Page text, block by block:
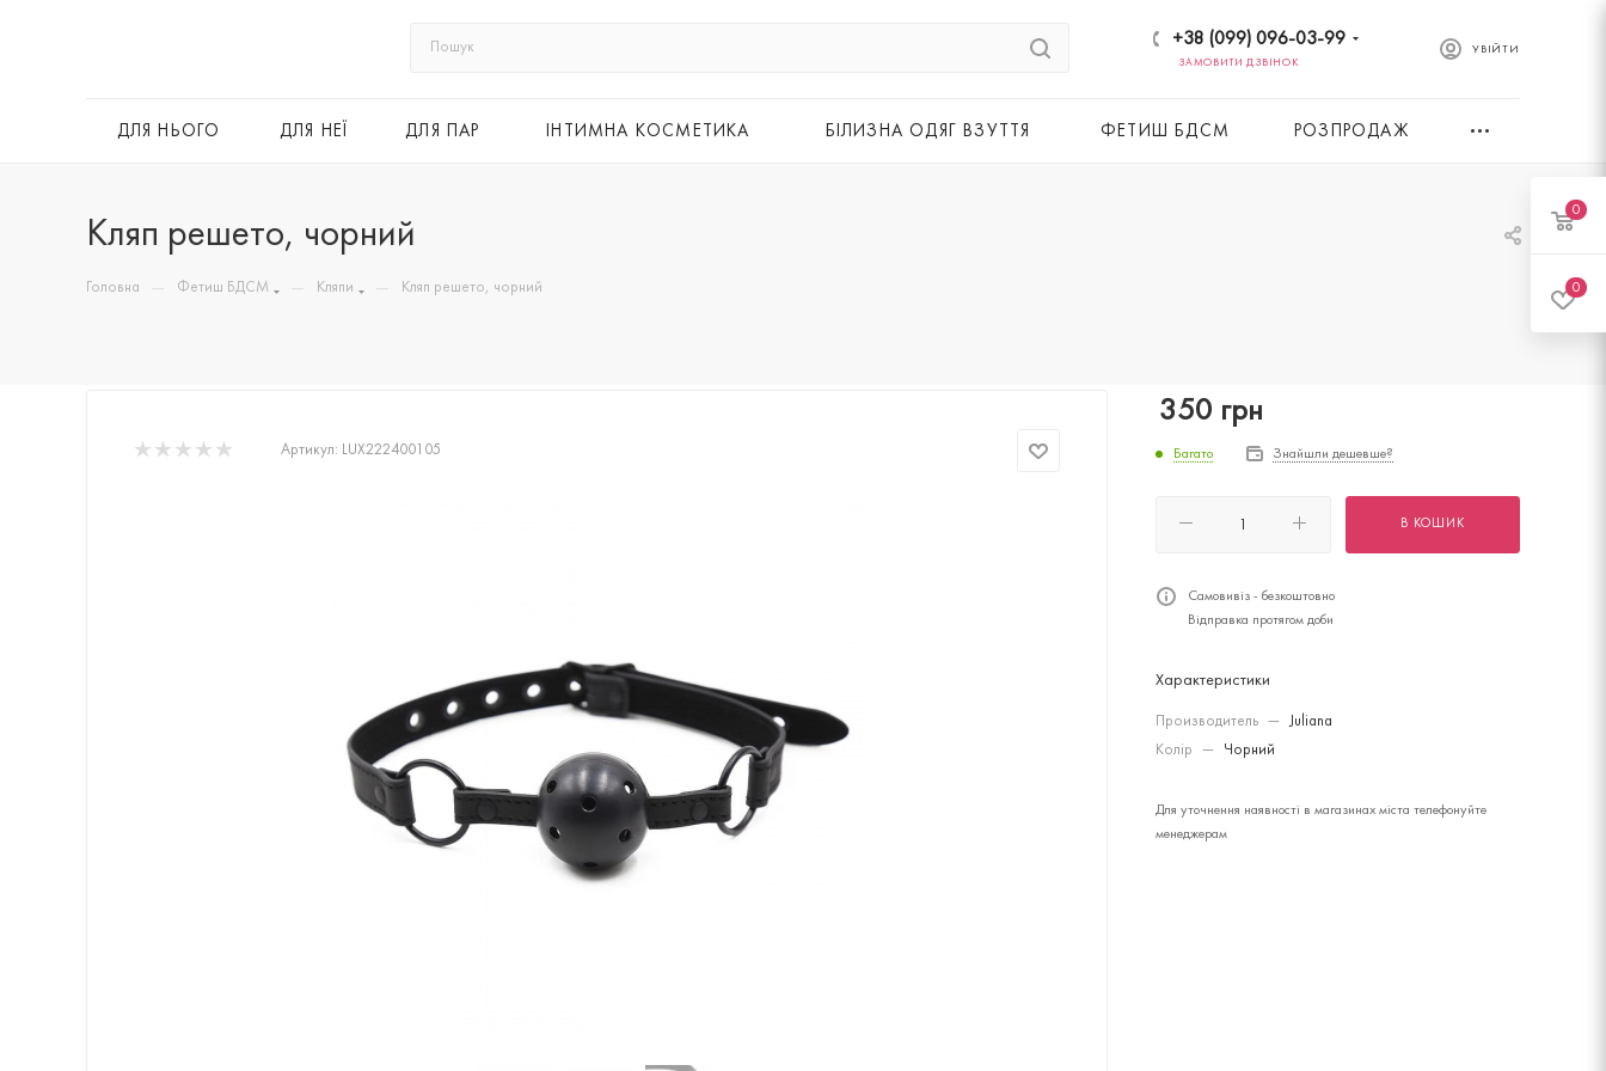
УВІЙТИ
+38 (099) 096-03-99
ЗАМОВИТИ ДЗВІНОК
ДЛЯ НЬОГО ДЛЯ НЕЇ ДЛЯ ПАР ІНТИМНА КОСМЕТИКА БІЛИЗНА ОДЯГ ВЗУТТЯ ФЕТИШ БДСМ РОЗПРОДАЖ
Кляп решето, чорний
Головна — Фетиш БДСМ — Кляпи — Кляп решето, чорний
Артикул: LUX222400105
350 грн
Багато Знайшли дешевше?
В КОШИК
Самовивіз - безкоштовно
Відправка протягом доби
Характеристики
Производитель —
Juliana
Колір
— Чорний
Для уточнення наявності в магазинах міста телефонуйте
менеджерам
0
0